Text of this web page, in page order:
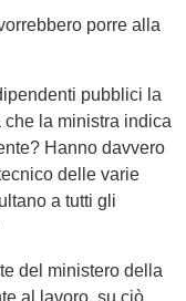
porre alla
pubblici la
la ministra indica
Hanno davvero
delle varie
a tutti gli
del ministero della
al lavoro, su ciò